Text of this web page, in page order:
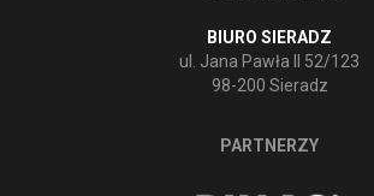
BIURO SIERADZ
ul. Jana Pawła II 52/123
98-200 Sieradz
PARTNERZY